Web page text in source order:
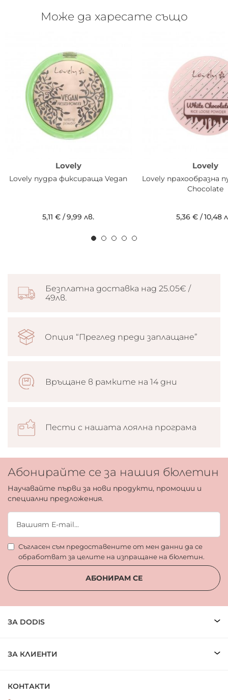
Може да харесате също
Lovely
Lovely пудра фиксираща Vegan
5,11 € /9,99 лв.
Lovely
Lovely прахообразна
Chocolate
5,36 € /10,48
Безплатна доставка над 25.05€ /
49лв.
Опция “Преглед преди заплащане”
Връщане в рамките на 14 дни
Пести с нашата лоялна програма
Абонирайте се за нашия бюлетин
Научавайте първи за нови продукти, промоции и
специални предложения.
Съгласен съм предоставените от мен данни да се
обработват за целите на изпращане на бюлетин.
АБОНИРАМ СЕ
ЗА DODIS
ЗА КЛИЕНТИ
КОНТАКТИ